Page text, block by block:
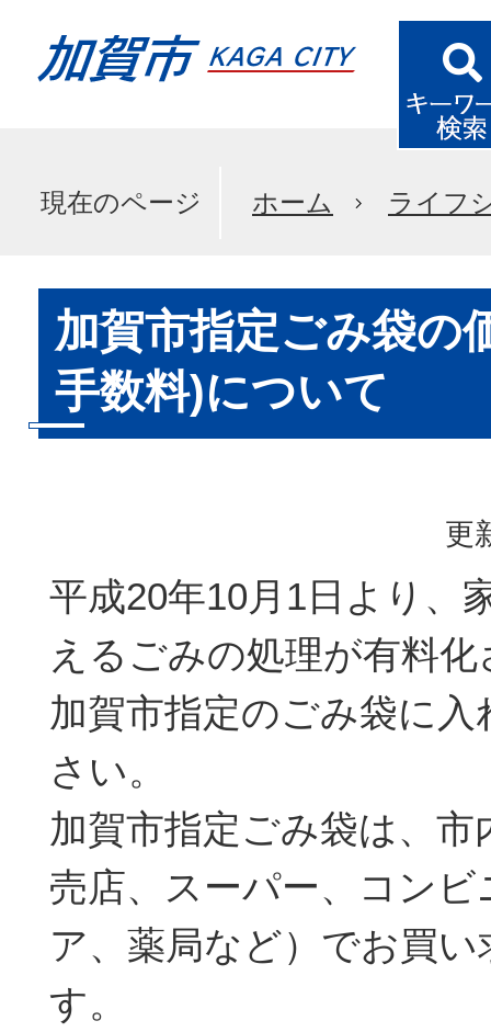
現在のページ ホーム ライフ
加賀市指定ごみ袋の
手数料)について
更
平成20年10月1日より、
えるごみの処理が有料
加賀市指定のごみ袋に
さい。
加賀市指定ごみ袋は、市
売店、スーパー、コン
ア、薬局など）でお買
す。